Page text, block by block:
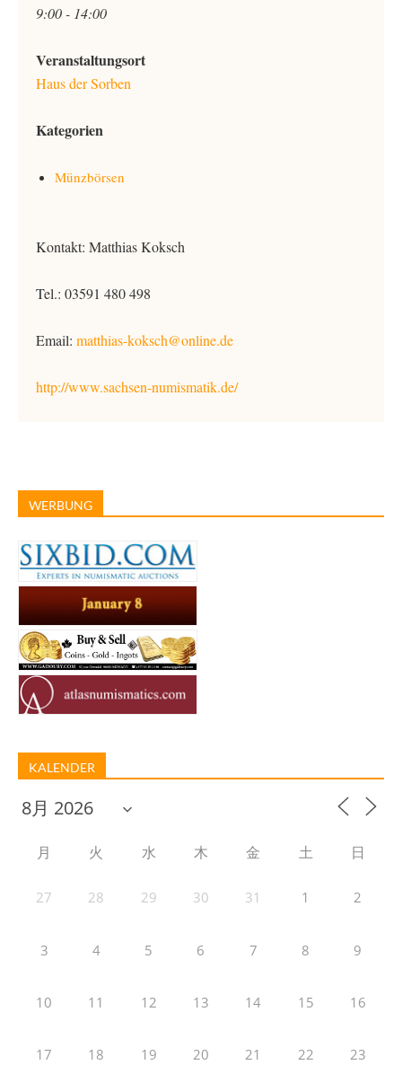
9:00 - 14:00
Veranstaltungsort
Haus der Sorben
Kategorien
Münzbörsen
Kontakt: Matthias Koksch
Tel.: 03591 480 498
Email: matthias-koksch@online.de
http://www.sachsen-numismatik.de/
WERBUNG
KALENDER
月 火 水 木 金 土 日
27 28 29 30 31 1 2
3 4 5 6 7 8 9
10 11 12 13 14 15 16
17 18 19 20 21 22 23